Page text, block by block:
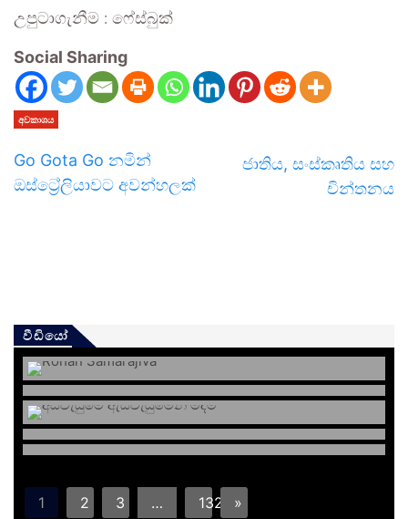
උපුටාගැනීම : ෆේස්බුක්
Social Sharing
අවකාශය
Go Gota Go නමින්
ඔස්ට්‍රේලියාවට අවන්හලක්
ජාතිය, සංස්කෘතිය සහ
චින්තනය
වීඩියෝ
1 2 3 … 132 »